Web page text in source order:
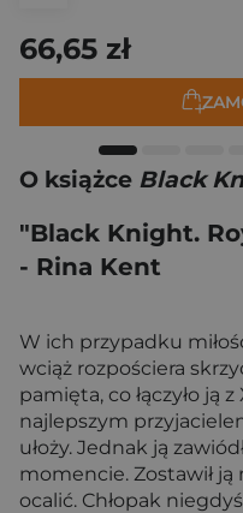
66,65 zł
O książce Black
"Black Knight.
- Rina Kent
W ich przypadku
wciąż rozpościera
pamięta, co łączyło ją
najlepszym
ułoży. Jednak ją
momencie. Zostawił ją
ocalić. Chłopak